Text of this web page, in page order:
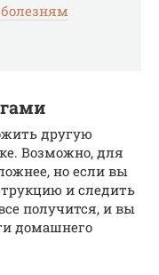
другую
Возможно, для
но если вы
и следить
получится, и вы
домашнего